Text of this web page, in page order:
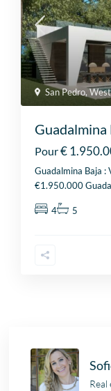
San Pedro,
Pour€
Guadalmina Baja :
€1.950.000
4 5
Real